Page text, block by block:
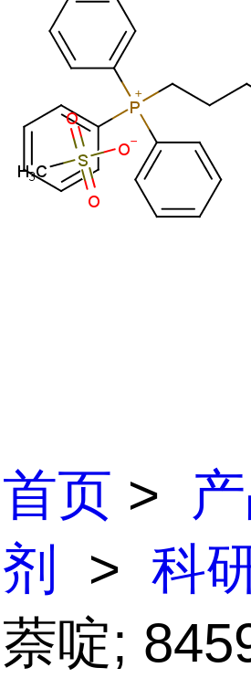
首页 >
剂 > 科
萘啶;